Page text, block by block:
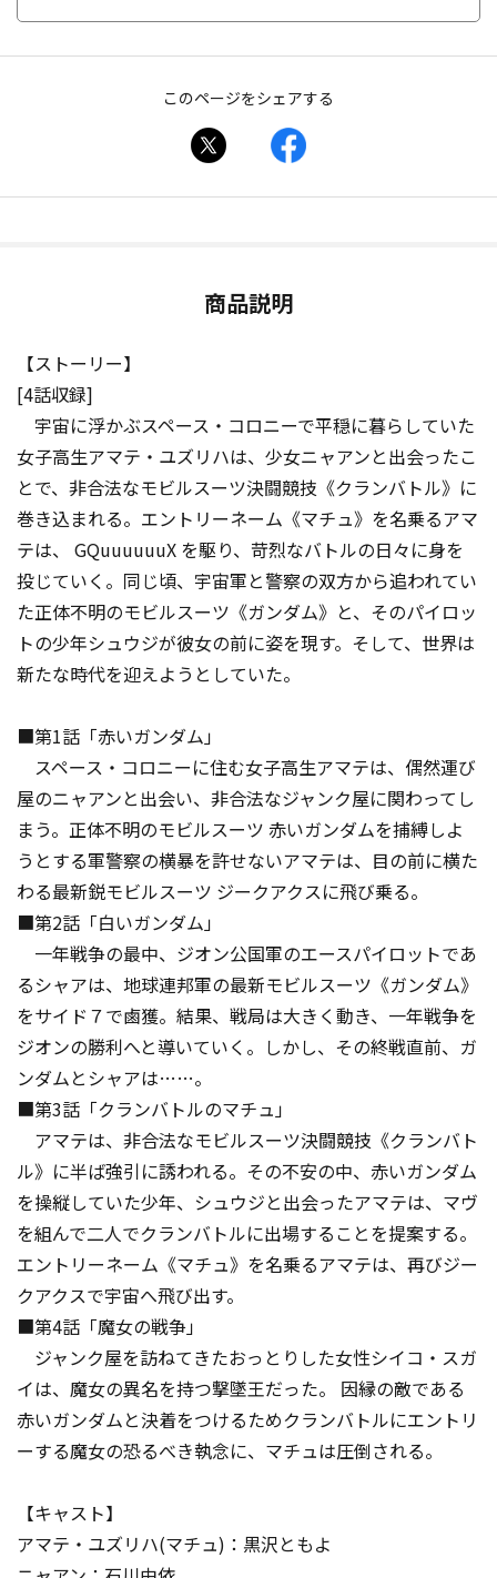
このページをシェアする
商品説明
【ストーリー】
[4話収録]
宇宙に浮かぶスペース・コロニーで平穏に暮らしていた
女子高生アマテ・ユズリハは、少女ニャアンと出会ったこ
とで、非合法なモビルスーツ決闘競技《クランバトル》に
巻き込まれる。エントリーネーム《マチュ》を名乗るアマ
テは、 GQuuuuuuX を駆り、苛烈なバトルの日々に身を
投じていく。同じ頃、宇宙軍と警察の双方から追われてい
た正体不明のモビルスーツ《ガンダム》と、そのパイロッ
トの少年シュウジが彼女の前に姿を現す。そして、世界は
新たな時代を迎えようとしていた。
■第1話「赤いガンダム」
スペース・コロニーに住む女子高生アマテは、偶然運び
屋のニャアンと出会い、非合法なジャンク屋に関わってし
まう。正体不明のモビルスーツ 赤いガンダムを捕縛しよ
うとする軍警察の横暴を許せないアマテは、目の前に横た
わる最新鋭モビルスーツ ジークアクスに飛び乗る。
■第2話「白いガンダム」
一年戦争の最中、ジオン公国軍のエースパイロットであ
るシャアは、地球連邦軍の最新モビルスーツ《ガンダム》
をサイド７で鹵獲。結果、戦局は大きく動き、一年戦争を
ジオンの勝利へと導いていく。しかし、その終戦直前、ガ
ンダムとシャアは……。
■第3話「クランバトルのマチュ」
アマテは、非合法なモビルスーツ決闘競技《クランバト
ル》に半ば強引に誘われる。その不安の中、赤いガンダム
を操縦していた少年、シュウジと出会ったアマテは、マヴ
を組んで二人でクランバトルに出場することを提案する。
エントリーネーム《マチュ》を名乗るアマテは、再びジー
クアクスで宇宙へ飛び出す。
■第4話「魔女の戦争」
ジャンク屋を訪ねてきたおっとりした女性シイコ・スガ
イは、魔女の異名を持つ撃墜王だった。 因縁の敵である
赤いガンダムと決着をつけるためクランバトルにエントリ
ーする魔女の恐るべき執念に、マチュは圧倒される。
【キャスト】
アマテ・ユズリハ(マチュ)：黒沢ともよ